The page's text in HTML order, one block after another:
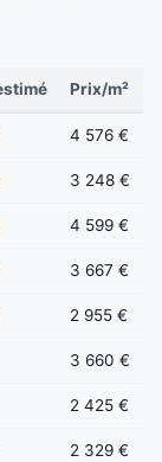
Prix/m²
4 576 €
3 248 €
4 599 €
3 667 €
2 955 €
3 660 €
2 425 €
2 329 €